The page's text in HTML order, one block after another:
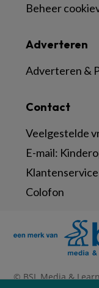
Contact
Veelgestelde
E-mail:
Colofon
Adverteren
Adverteren &
Beheer
© BSL Media &